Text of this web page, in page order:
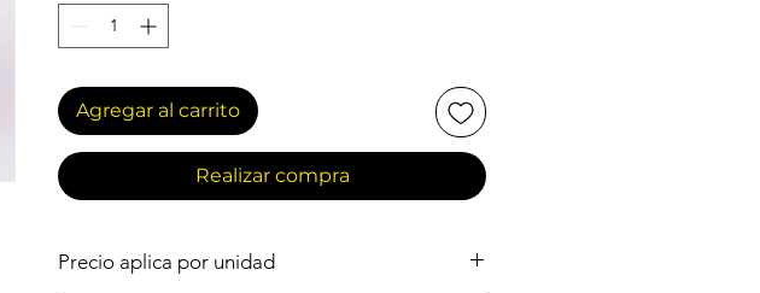
Agregar al carrito
Realizar compra
Precio aplica por unidad